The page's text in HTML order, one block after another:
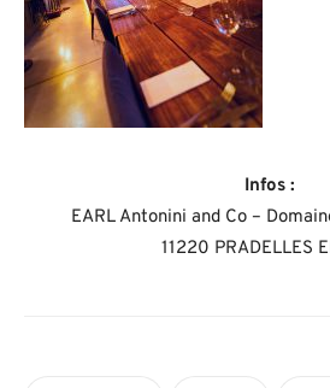
Infos :
EARL Antonini and Co –
11220 PRADELLES